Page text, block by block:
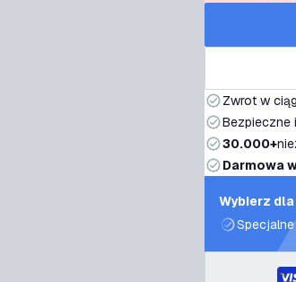
Zwrot w
Bezpieczne
30.000+
Darmowa
Wybierz